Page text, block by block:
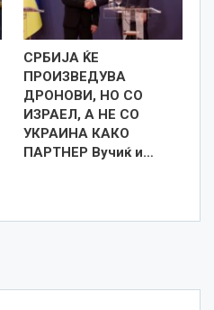
СРБИЈА ЌЕ
ПРОИЗВЕДУВА
ДРОНОВИ, НО СО
ИЗРАЕЛ, А НЕ СО
УКРАИНА КАКО
ПАРТНЕР Вучиќ и…